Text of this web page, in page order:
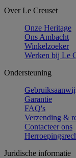
Over Le Creuset
Onze Heritage
Ons Ambacht
Winkelzoeker
Werken bij Le
Ondersteuning
Garantie
FAQ's
Verzending &
Contacteer ons
Juridische informatie